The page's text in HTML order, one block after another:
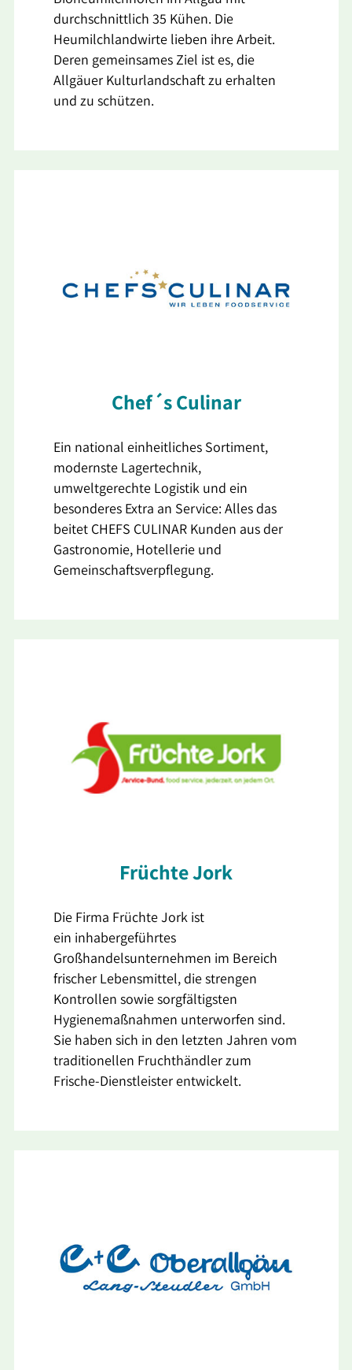
durchschnittlich 35 Kühen. Die
Heumilchlandwirte lieben ihre Arbeit.
Deren gemeinsames Ziel ist es, die
Allgäuer Kulturlandschaft zu erhalten
und zu schützen.
Chef´s Culinar
Ein national einheitliches Sortiment,
modernste Lagertechnik,
umweltgerechte Logistik und ein
besonderes Extra an Service: Alles das
beitet CHEFS CULINAR Kunden aus der
Gastronomie, Hotellerie und
Gemeinschaftsverpflegung.
Früchte Jork
Die Firma Früchte Jork ist
ein inhabergeführtes
Großhandelsunternehmen im Bereich
frischer Lebensmittel, die strengen
Kontrollen sowie sorgfältigsten
Hygienemaßnahmen unterworfen sind.
Sie haben sich in den letzten Jahren vom
traditionellen Fruchthändler zum
Frische-Dienstleister entwickelt.